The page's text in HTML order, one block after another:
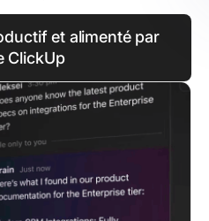
et alimenté par
ClickUp